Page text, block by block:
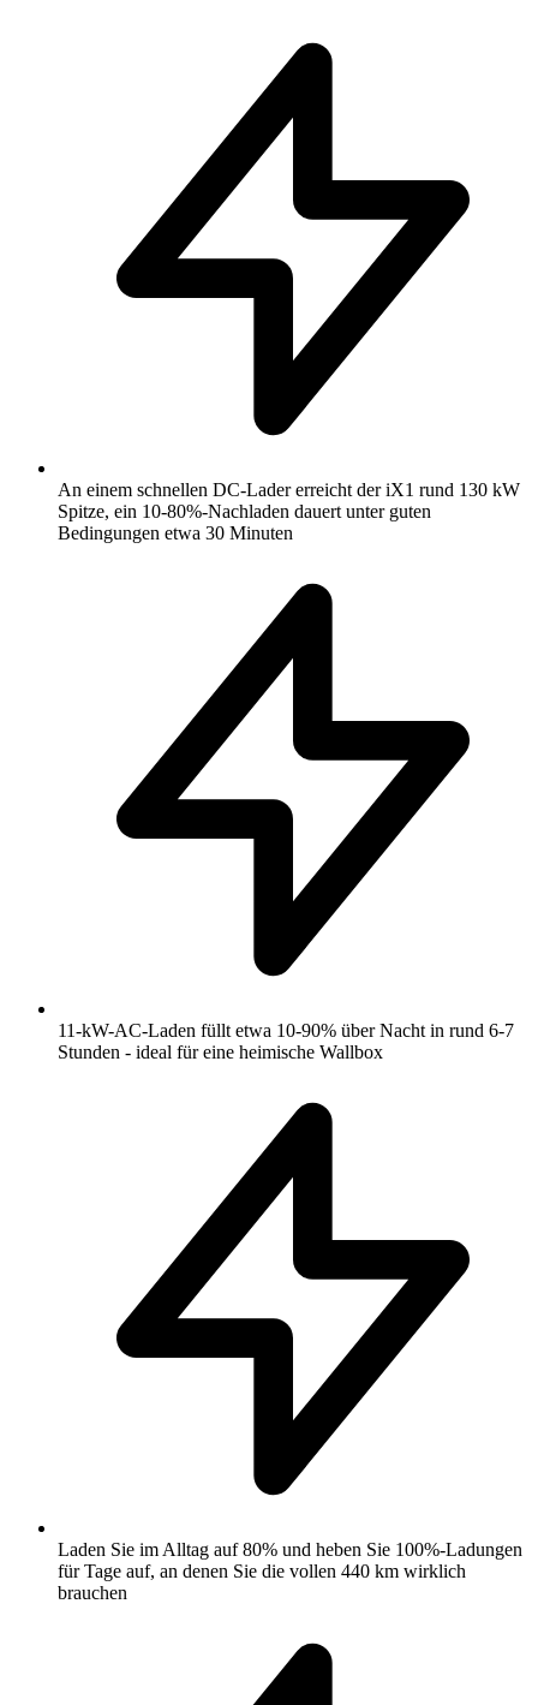
An einem schnellen DC-Lader erreicht der iX1 rund 130 kW
Spitze, ein 10-80%-Nachladen dauert unter guten
Bedingungen etwa 30 Minuten
11-kW-AC-Laden füllt etwa 10-90% über Nacht in rund 6-7
Stunden - ideal für eine heimische Wallbox
Laden Sie im Alltag auf 80% und heben Sie 100%-Ladungen
für Tage auf, an denen Sie die vollen 440 km wirklich
brauchen